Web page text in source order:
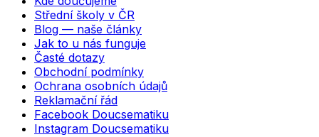
Střední školy v ČR
Blog — naše články
Jak to u nás funguje
Časté dotazy
Obchodní podmínky
Ochrana osobních údajů
Reklamační řád
Facebook Doucsematiku
Instagram Doucsematiku